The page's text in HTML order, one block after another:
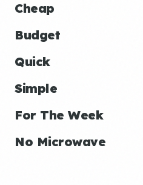
Cheap
Budget
Quick
Simple
For The Week
No Microwave